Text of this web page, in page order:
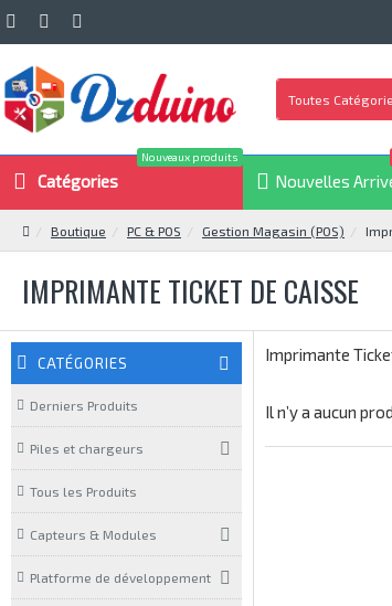
Toutes
Catégories
Nouveaux produits
Nouvelles
Boutique PC & POS Gestion Magasin (POS)
IMPRIMANTE TICKET DE CAISSE
CATÉGORIES
Derniers Produits
Piles et chargeurs
Tous les Produits
Capteurs & Modules
Platforme de développement
Imprimante
Il n’y a aucun